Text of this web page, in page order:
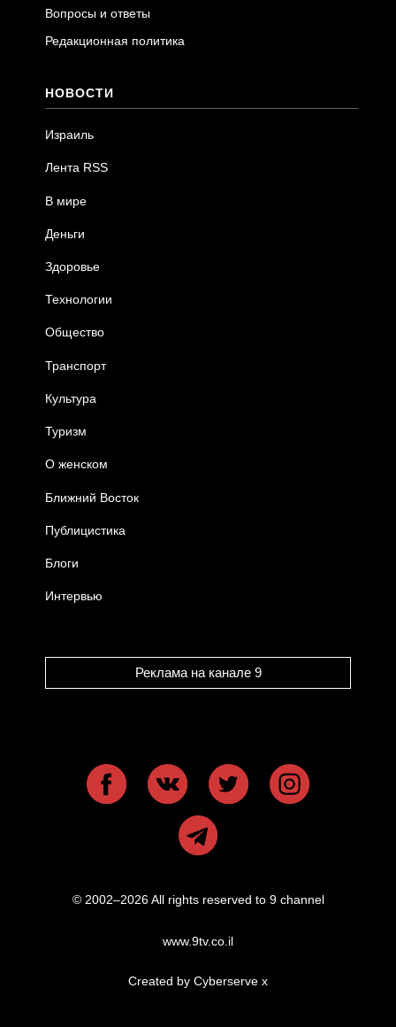
Вопросы и ответы
Редакционная политика
НОВОСТИ
Израиль
Лента RSS
В мире
Деньги
Здоровье
Технологии
Общество
Транспорт
Культура
Туризм
О женском
Ближний Восток
Публицистика
Блоги
Интервью
Реклама на канале 9
© 2002–2026 All rights reserved to 9 channel
www.9tv.co.il
Created by Cyberserve x